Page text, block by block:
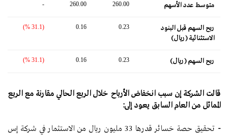
متوسط ​​عدد الأسهم 260.00
260.00
-
ربح السهم قبل البنود
الاستثنائية (ريال)
0.23
0.16
(31.1 %)
ربح السهم (ريال) 0.23
0.16
(31.1 %)
قالت الشركة إن سبب انخفاض الأرباح خلال الربع الحالي مقارنة مع الربع
المماثل من العام السابق يعود إلى:
-
تحقيق حصة خسائر قدرها 33 مليون ريال من الاستثمار في شركة إس